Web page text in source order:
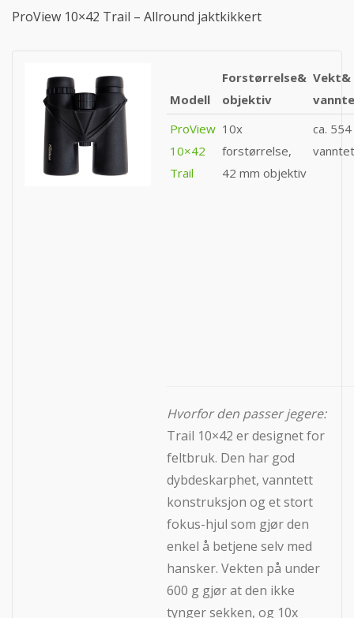
ProView 10×42 Trail – Allround jaktkikkert
Modell
Forstørrelse&
objektiv
Vekt&
ProView
10×42
Trail
10x
forstørrelse,
42 mm objektiv
ca.
Hvorfor den passer jegere:
Trail 10×42 er designet for
feltbruk. Den har god
dybdeskarphet, vanntett
konstruksjon og et stort
fokus-hjul som gjør den
enkel å betjene selv med
hansker. Vekten på under
600 g gjør at den ikke
tynger sekken, og 10x